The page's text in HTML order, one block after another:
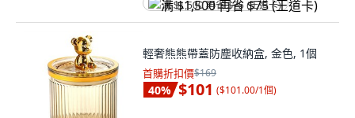
满 $1,500 再省 $75 (王道卡)
輕奢熊熊帶蓋防塵收納盒, 金色, 1個
首購折扣價$169
40% $101 ($101.00/1個)